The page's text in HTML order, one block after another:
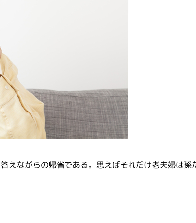
えながらの帰省である。思えばそれだけ老夫婦は孫